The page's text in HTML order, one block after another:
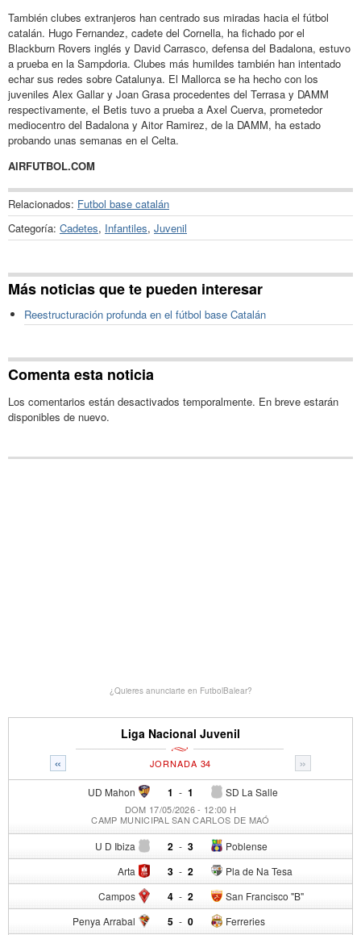
También clubes extranjeros han centrado sus miradas hacia el fútbol
catalán. Hugo Fernandez, cadete del Cornella, ha fichado por el
Blackburn Rovers inglés y David Carrasco, defensa del Badalona, estuvo
a prueba en la Sampdoria. Clubes más humildes también han intentado
echar sus redes sobre Catalunya. El Mallorca se ha hecho con los
juveniles Alex Gallar y Joan Grasa procedentes del Terrasa y DAMM
respectivamente, el Betis tuvo a prueba a Axel Cuerva, prometedor
mediocentro del Badalona y Aitor Ramirez, de la DAMM, ha estado
probando unas semanas en el Celta.
AIRFUTBOL.COM
Relacionados: Futbol base catalán
Categoría: Cadetes, Infantiles, Juvenil
Más noticias que te pueden interesar
Reestructuración profunda en el fútbol base Catalán
Comenta esta noticia
Los comentarios están desactivados temporalmente. En breve estarán
disponibles de nuevo.
¿Quieres anunciarte en FutbolBalear?
Liga Nacional Juvenil
« »
JORNADA 34
UD Mahon 1 - SD La Salle
1
DOM 17/05/2026 - 12:00 H
CAMP MUNICIPAL SAN CARLOS DE MAÓ
U D Ibiza 2 - Poblense
3
Arta 3 - Pla de Na Tesa
2
Campos 4 - San Francisco "B"
2
Penya Arrabal 5 - Ferreries
0